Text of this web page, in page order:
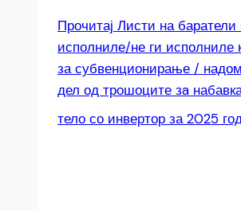
Прочитај Листи на баратели
исполниле/не ги исполниле
за субвенционирање /
дел од трошоците зa
тело со инвертор за 2025